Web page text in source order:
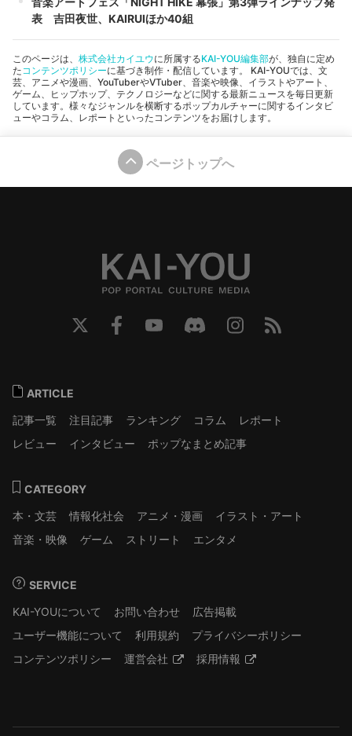
表 吉田夜世、KAIRUIほか40組
このページは、 株式会社カイユウに所属するKAI-YOU編集部が、独自に定め
た コンテンツポリシーに基づき制作・配信しています。 KAI-YOUでは、文
芸、アニメや漫画、YouTuberやVTuber、音楽や映像、イラストやアート、
ゲーム、ヒップホップ、テクノロジーなどに関する最新ニュースを毎日更新
しています。様々なジャンルを横断するポップカルチャーに関するインタビ
ューやコラム、レポートといったコンテンツをお届けします。
ページトップへ
ARTICLE
記事一覧
注目記事 ランキング コラム
レポート
レビュー
インタビュー ポップなまとめ記事
CATEGORY
本・文芸
情報化社会 アニメ・漫画
イラスト・アート
音楽・映像
ゲーム ストリート エンタメ
SERVICE
KAI-YOUについて
お問い合わせ
広告掲載
ユーザー機能について
利用規約
プライバシーポリシー
コンテンツポリシー
運営会社 採用情報